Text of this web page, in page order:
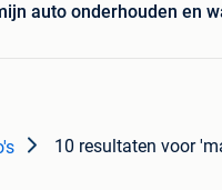
auto onderhouden en
10 resultaten voor